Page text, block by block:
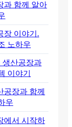
과 함께 알아
장 이야기.
노하우
생산공장과
이야기
공장과 함께
우
에서 시작하